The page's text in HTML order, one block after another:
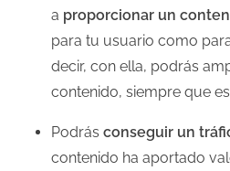
a proporcionar un
para tu usuario como
decir, con ella, podrás
contenido, siempre que
Podrás conseguir un
contenido ha aportado